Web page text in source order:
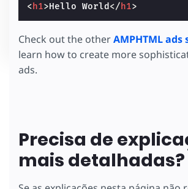
< h1>Hello World </ h1>
Check out the otherAMPHTML ads
learn how to create more
ads.
Precisa de
mais detalhadas?